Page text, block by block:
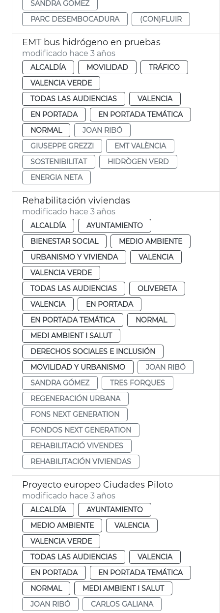
SANDRA GÓMEZ
PARC DESEMBOCADURA
(CON)FLUIR
EMT bus hidrógeno en pruebas
modificado hace 3 años
ALCALDÍA MOVILIDAD
TRÁFICO
VALENCIA VERDE
TODAS LAS AUDIENCIAS
VALENCIA
EN PORTADA
EN PORTADA TEMÁTICA
NORMAL
JOAN RIBÓ
GIUSEPPE GREZZI
EMT VALÈNCIA
SOSTENIBILITAT
HIDRÒGEN VERD
ENERGIA NETA
Rehabilitación viviendas
modificado hace 3 años
ALCALDÍA
AYUNTAMIENTO
BIENESTAR SOCIAL
MEDIO AMBIENTE
URBANISMO Y VIVIENDA
VALENCIA
VALENCIA VERDE
TODAS LAS AUDIENCIAS
OLIVERETA
VALENCIA
EN PORTADA
EN PORTADA TEMÁTICA
NORMAL
MEDI AMBIENT I SALUT
DERECHOS SOCIALES E INCLUSIÓN
MOVILIDAD Y URBANISMO
JOAN RIBÓ
SANDRA GÓMEZ
TRES FORQUES
REGENERACIÓN URBANA
FONS NEXT GENERATION
FONDOS NEXT GENERATION
REHABILITACIÓ VIVENDES
REHABILITACIÓN VIVIENDAS
Proyecto europeo Ciudades Piloto
modificado hace 3 años
ALCALDÍA
AYUNTAMIENTO
MEDIO AMBIENTE
VALENCIA
VALENCIA VERDE
TODAS LAS AUDIENCIAS
VALENCIA
EN PORTADA
EN PORTADA TEMÁTICA
NORMAL
MEDI AMBIENT I SALUT
JOAN RIBÓ
CARLOS GALIANA